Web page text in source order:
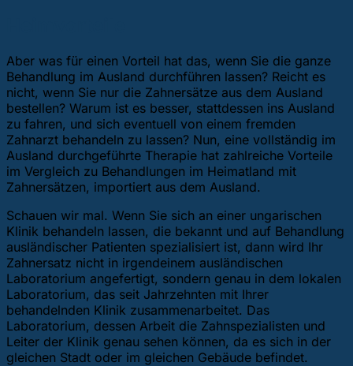
Aber was für einen Vorteil hat das, wenn Sie die ganze
Behandlung im Ausland durchführen lassen? Reicht es
nicht, wenn Sie nur die Zahnersätze aus dem Ausland
bestellen? Warum ist es besser, stattdessen ins Ausland
zu fahren, und sich eventuell von einem fremden
Zahnarzt behandeln zu lassen? Nun, eine vollständig im
Ausland durchgeführte Therapie hat zahlreiche Vorteile
im Vergleich zu Behandlungen im Heimatland mit
Zahnersätzen, importiert aus dem Ausland.
Schauen wir mal. Wenn Sie sich an einer ungarischen
Klinik behandeln lassen, die bekannt und auf Behandlung
ausländischer Patienten spezialisiert ist, dann wird Ihr
Zahnersatz nicht in irgendeinem ausländischen
Laboratorium angefertigt, sondern genau in dem lokalen
Laboratorium, das seit Jahrzehnten mit Ihrer
behandelnden Klinik zusammenarbeitet. Das
Laboratorium, dessen Arbeit die Zahnspezialisten und
Leiter der Klinik genau sehen können, da es sich in der
gleichen Stadt oder im gleichen Gebäude befindet.